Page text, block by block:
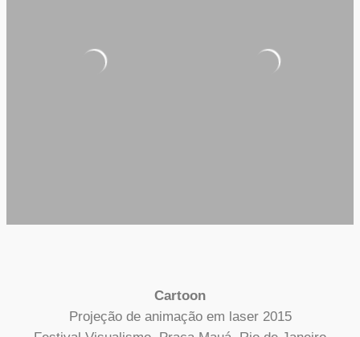
Cartoon
Projeção de animação em laser 2015